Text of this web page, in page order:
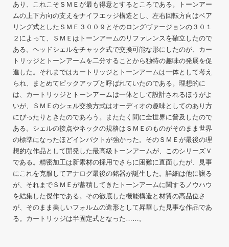
あり、これこそＳＭＥが最も得意とするところである。トーンアー
ムの上下方向の支えをナイフエッジ構造とし、左右回転方向はベア
リング式としたＳＭＥ３００９とそのロングヴァージョンの３０１
２によって、ＳＭＥはトーンアームのリファレンスを確立したので
ある。ヘッドシェルをチャック式で交換可能な形にしたのが、カー
トリッジとトーンアームを二分することから独特の趣味の発展を促
進した。それまではカートリッジとトーンアームは一体として考え
られ、まとめてピックアップと呼ばれていたのである。理想的に
は、カートリッジとトーンアームは一体として設計されるほうがよ
いが、ＳＭＥのシェル交換方式はオーディオの趣味としてのあり方
にぴったりときたのであろう。またたく間に全世界に普及したので
ある。シェルの接点やネックの規格はＳＭＥのものがそのまま世界
の標準になったほどインパクトが強かった。そのＳＭＥが最後の理
想的な作品として開発した最高級トーンアームが、このシリーズＶ
である。精密加工は新素材の採用でさらに困難に直面したが、見事
にこれを克服してアナログ最後の銘器が誕生した。詳細は他に譲る
が、それまでＳＭＥが蓄積してきたトーンアームに関するノウハウ
を結集した傑作である。その徹底した機能構造と材質の高品位さ
が、そのまま美しいフォルムの造形として昇華した見事な作品であ
る。カートリッジは半固定式となった……。